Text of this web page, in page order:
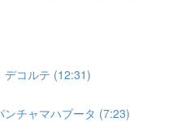
デコルテ (12:31)
ンチャマハブータ (7:23)